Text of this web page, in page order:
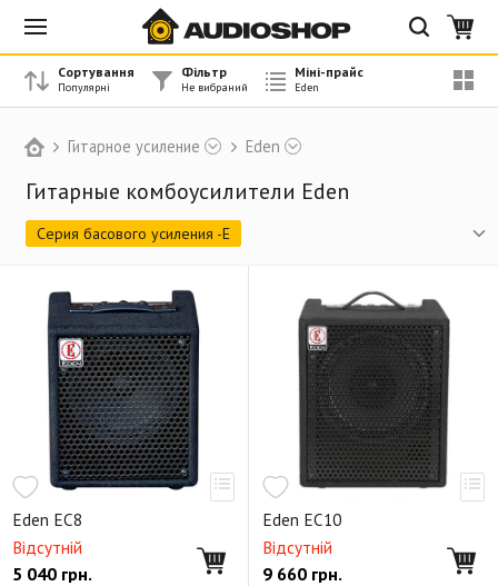
Гитарное усиление Eden
Гитарные комбоусилители Eden
Серия басового усиления -E
Eden EC8
Відсутній
5 040 грн.
Eden EC10
Відсутній
9 660 грн.
Сортування Фільтр Міні-прайс